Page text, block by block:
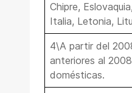
Chipre,
Italia, Letonia,
4\A partir del
anteriores al
domésticas.